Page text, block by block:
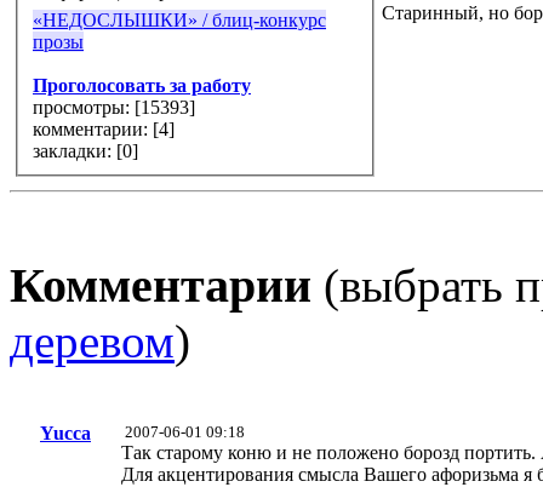
«НЕДОСЛЫШКИ» / блиц-конкурс
прозы
Проголосовать за работу
просмотры: [15393]
комментарии: [4]
закладки: [0]
Старинный, но
Комментарии (выбрать
деревом)
Yucca 2007-06-01 09:18
Так старому коню и не положено борозд портить.
Для акцентирования смысла Вашего афоризьма